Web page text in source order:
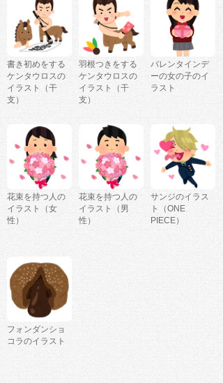
書き初めをする
ケンタウロスの
イラスト（干
支）
羽根つきをする
ケンタウロスの
イラスト（干
支）
バレンタインデ
ーの女の子のイ
ラスト
花束を持つ人の
イラスト（女
性）
花束を持つ人の
イラスト（男
性）
サンジのイラス
ト（ONE
PIECE）
フォンダンショ
コラのイラスト